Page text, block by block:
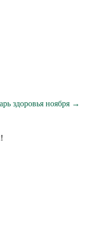
здоровья ноября →